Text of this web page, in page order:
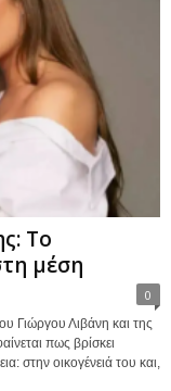
Το
μέση
0
Γιώργου Λιβάνη και της
πως βρίσκει
στην οικογένειά του και,